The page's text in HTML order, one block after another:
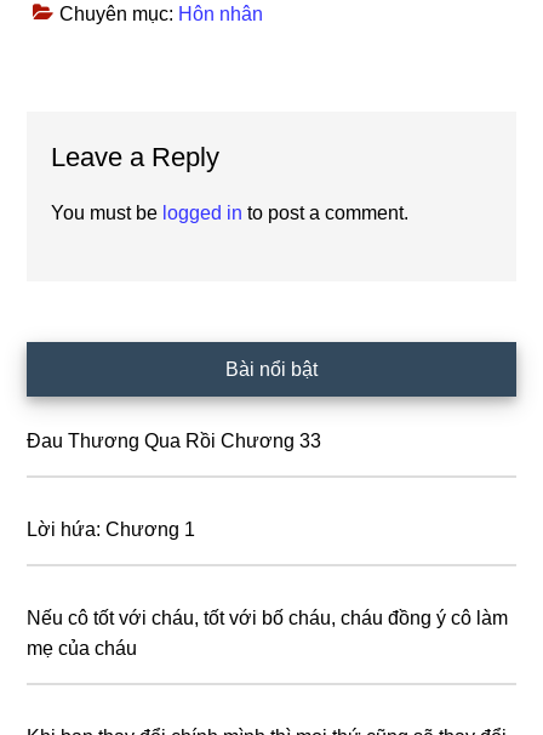
Chuyên mục: Hôn nhân
Interactions
Leave a Reply
You must be logged in to post a comment.
Sidebar
Bài nổi bật
Đau Thương Qua Rồi Chương 33
Lời hứa: Chương 1
Nếu cô tốt với cháu, tốt với bố cháu, cháu đồng ý cô làm
mẹ của cháu